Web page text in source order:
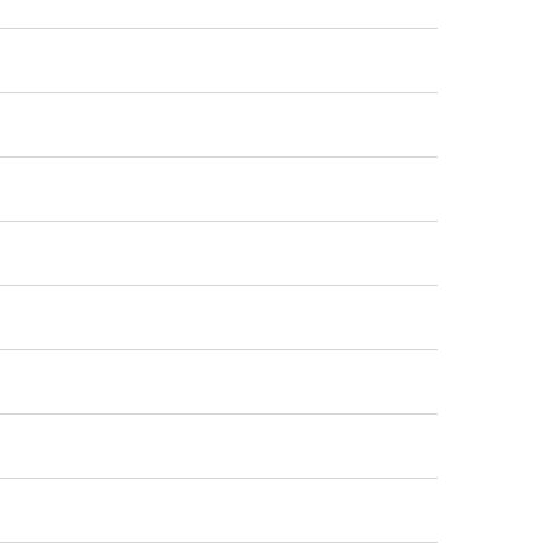
die opdracht geven voor transporten,
afwikkeling van onze inkoop,
enz.)
continue klantenservice, uitvoering van
herkennen, voorkomen en
kopieën van identiteitsbewijs, enz.
tankkaart, informatie over het rijbewijs
gebruikersnamen voor van buitenaf
bepaalde cookies, enz.
en uitleg bij lopende enquêtes, enz.
enz.
wanneer wij het probleemloze verloop
uitvoeren, offertes uitwerken,
op maat of offertes toesturen, voor zover
van chauffeursgegevens, wanneer deze
die nodig zijn om de functies van onze
StVO (Oostenrijkse verordening inzake
(Oostenrijkse wet administratieve
Artikel 6 paragraaf 1 lid a AVG. U hebt
de rechtmatigheid die op basis van de
en serviceproviders bijvoorbeeld voor
en verzekeringspartners),
enz.
districtsautoriteiten, enz.
landen. In dit geval zorgen wij echter ervoor
of standaard
nog niet zijn afgelopen.
die fout zijn of niet rechtsconform verwerkt
omstandigheden de verwerking van uw
te verlangen, (vi) de
autoriteit een klacht in te dienen.
om de navigatie op een website
en/of om uw voorkeuren of instellingen
en kunnen deze niet lezen of wijzigen.
wanneer u de website weer verlaat.
uw browser wissen. Anders hebben deze
van de website mogelijk te maken en om
cookies verzamelde informatie over het
doorgegeven aan een server van Google in
ons doel het aanbod van onze website met